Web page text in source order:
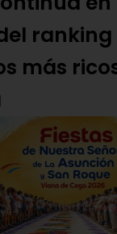
ranking
más